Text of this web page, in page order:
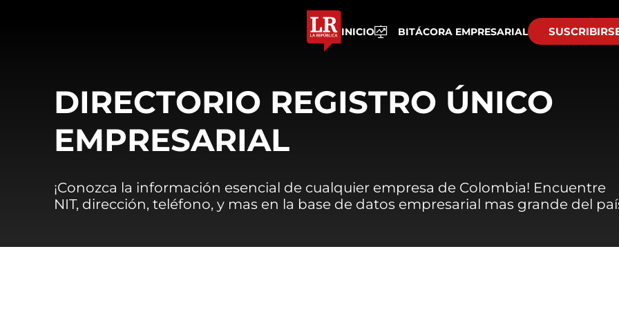
INICIO BITÁCORA EMPRESARIAL
DIRECTORIO REGISTRO ÚNICO
EMPRESARIAL
¡Conozca la información esencial de cualquier empresa de Colombia! Encuentre
NIT, dirección, teléfono, y mas en la base de datos empresarial mas grande del